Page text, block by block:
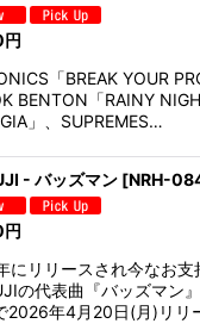
円
「BREAK YOUR
BENTON「RAINY
」、SUPREMES…
- バッズマン [NRH-
円
にリリースされ今なお支
の代表曲『バッズマン
2026年4月20日(月)リリ